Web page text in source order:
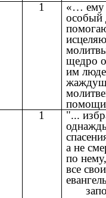
1
«… ему
особый
щедро
им
1
"...
а не
по
все